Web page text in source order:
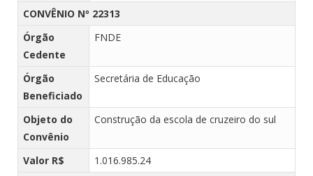
CONVÊNIO Nº 22313
Órgão
Cedente
FNDE
Órgão
Beneficiado
Secretária de Educação
Objeto do
Convênio
Construção da escola de cruzeiro do sul
Valor R$
1.016.985.24